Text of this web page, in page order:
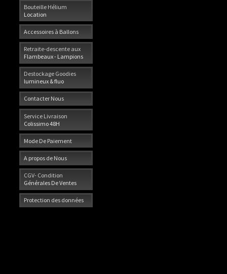
Bouteille Hélium
Location
Accessoires à Ballons
Retraite-descente aux
Flambeaux - Lampions
Destockage Goodies
lumineux & fluo
Contacter Nous
Service Livraison
Colissimo 48H
Mode De Paiement
A propos de Nous
CGV- Condition
Générales De Ventes
Protection des données